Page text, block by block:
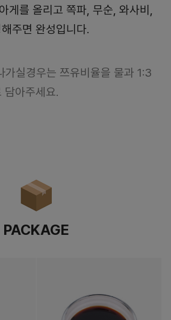
게를 올리고 쪽파, 무순, 와사비,
주면 완성입니다.
가실경우는 쯔유비율을 물과 1:3
담아주세요.
PACKAGE